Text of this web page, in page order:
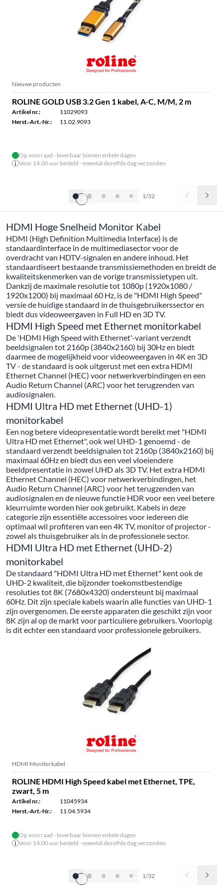
Nieuwe producten
ROLINE GOLD USB 3.2 Gen 1 kabel, A-C, M/M, 2 m
Artikel nr.:
11029093
Herst.-Art.-Nr.:
11.02.9093
Op voorraad - leverbaar binnen enkele dagen
Voor 14.00 uur besteld - meestal dezelfde dag verzonden
1/32
HDMI Hoge Snelheid Monitor Kabel
HDMI (High Definition Multimedia Interface) is de
standaardinterface in de multimediasector voor de
overdracht van HDTV-signalen en andere inhoud. Het
standaardiseert bestaande transmissiemethoden en breidt de
kwaliteitskenmerken van de vorige transmissietypen uit.
Dankzij de maximale resolutie tot 1080p (1920x1080 /
1920x1200) bij maximaal 60 Hz, is de "HDMI High Speed"
versie de huidige standaard in de thuisgebruikerssector en
biedt dus videoweergaven in Full HD en 3D TV.
HDMI High Speed met Ethernet monitorkabel
De 'HDMI High Speed with Ethernet'-variant verzendt
beeldsignalen tot 2160p (3840x2160) bij 30Hz en biedt
daarmee de mogelijkheid voor videoweergaven in 4K en 3D
TV - de standaard is ook uitgerust met een extra HDMI
Ethernet Channel (HEC) voor netwerkverbindingen en een
Audio Return Channel (ARC) voor het terugzenden van
audiosignalen.
HDMI Ultra HD met Ethernet (UHD-1)
monitorkabel
Een nog betere videopresentatie wordt bereikt met "HDMI
Ultra HD met Ethernet", ook wel UHD-1 genoemd - de
standaard verzendt beeldsignalen tot 2160p (3840x2160) bij
maximaal 60Hz en biedt dus een veel vloeiendere
beeldpresentatie in zowel UHD als 3D TV. Het extra HDMI
Ethernet Channel (HEC) voor netwerkverbindingen, het
Audio Return Channel (ARC) voor het terugzenden van
audiosignalen en de nieuwe functie HDR voor een veel betere
kleurruimte worden hier ook gebruikt. Kabels in deze
categorie zijn essentiële accessoires voor iedereen die
optimaal wil profiteren van een 4K TV, monitor of projector -
zowel als thuisgebruiker als in de professionele sector.
HDMI Ultra HD met Ethernet (UHD-2)
monitorkabel
De standaard "HDMI Ultra HD met Ethernet" kent ook de
UHD-2 kwaliteit, die bijzonder toekomstbestendige
resoluties tot 8K (7680x4320) ondersteunt bij maximaal
60Hz. Dit zijn speciale kabels waarin alle functies van UHD-1
zijn overgenomen. De eerste apparaten die geschikt zijn voor
8K zijn al op de markt voor particuliere gebruikers. Voorlopig
is dit echter een standaard voor professionele gebruikers.
HDMI Monitorkabel
ROLINE HDMI High Speed kabel met Ethernet, TPE,
zwart, 5 m
Artikel nr.:
11045934
Herst.-Art.-Nr.:
11.04.5934
Op voorraad - leverbaar binnen enkele dagen
Voor 14.00 uur besteld - meestal dezelfde dag verzonden
1/32